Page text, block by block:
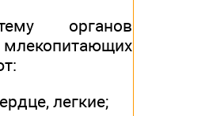
органов
легкие;